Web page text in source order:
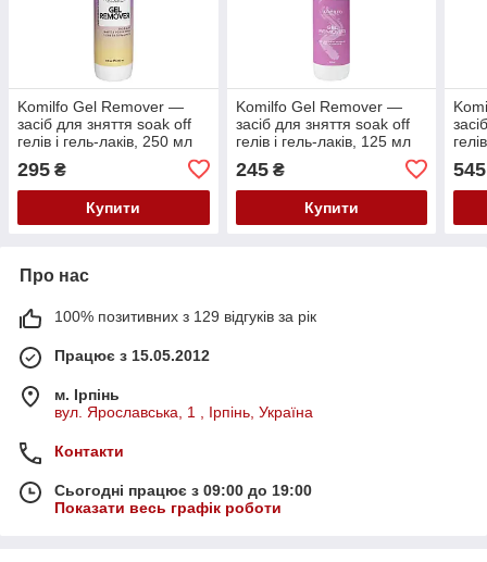
Komilfo Gel Remover —
засіб для зняття soak off
гелів і гель-лаків, 250 мл
295 ₴
Купити
Komilfo Gel Remover —
засіб для зняття soak off
гелів і гель-лаків, 125 мл
245₴
Купити
545
Про нас
100% позитивних з 129 відгуків за рік
Працює з 15.05.2012
м. Ірпінь
вул. Ярославська, 1 , Ірпінь, Україна
Контакти
Сьогодні працює з 09:00 до 19:00
Показати весь графік роботи